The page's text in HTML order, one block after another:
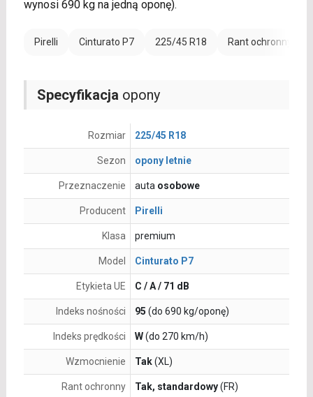
wynosi 690 kg na jedną oponę).
Pirelli Cinturato P7 225/45 R18 Rant ochronny (FR)
Specyfikacja opony
Rozmiar 225/45 R18
Sezon opony letnie
Przeznaczenie auta osobowe
Producent Pirelli
Klasa premium
Model Cinturato P7
Etykieta UE C / A / 71 dB
Indeks nośności 95 (do 690 kg/oponę)
Indeks prędkości W(do 270 km/h)
Wzmocnienie Tak(XL)
Rant ochronny Tak, standardowy(FR)